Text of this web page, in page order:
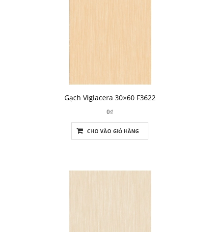
Gạch Viglacera 30×60 F3622
0₫
CHO VÀO GIỎ HÀNG